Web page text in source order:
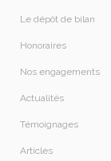
Le dépôt de bilan
Honoraires​
Nos engagements
Actualités
Témoignages
Articles